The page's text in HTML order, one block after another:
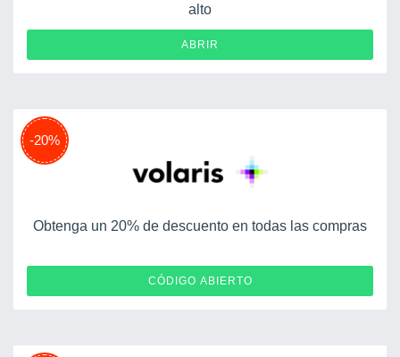
alto
ABRIR
-20%
Obtenga un 20% de descuento en todas las compras
CÓDIGO ABIERTO